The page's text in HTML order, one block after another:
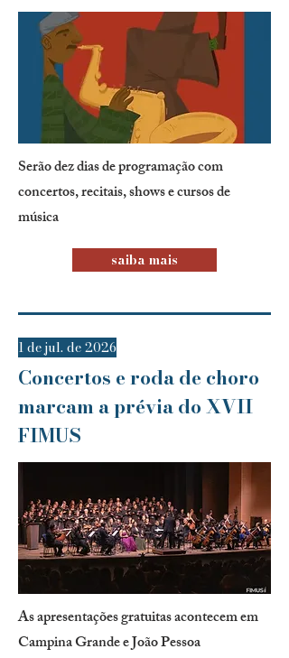
Serão dez dias de programação com
concertos, recitais, shows e cursos de
música
saiba mais
1 de jul. de 2026
Concertos e roda de choro
marcam a prévia do XVII
FIMUS
As apresentações gratuitas acontecem em
Campina Grande e João Pessoa